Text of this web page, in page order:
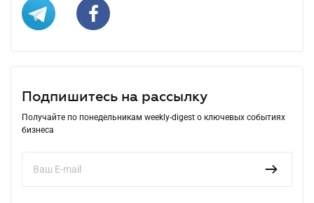
Подпишитесь на рассылку
Получайте по понедельникам weekly-digest о ключевых событиях
бизнеса